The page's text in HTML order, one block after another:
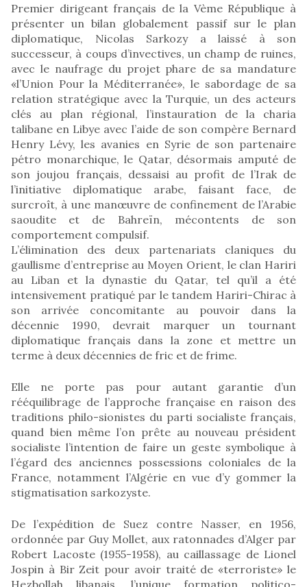
Premier dirigeant français de la Vème République à
présenter un bilan globalement passif sur le plan
diplomatique, Nicolas Sarkozy a laissé à son
successeur, à coups d’invectives, un champ de ruines,
avec le naufrage du projet phare de sa mandature
«l’Union Pour la Méditerranée», le sabordage de sa
relation stratégique avec la Turquie, un des acteurs
clés au plan régional, l’instauration de la charia
talibane en Libye avec l’aide de son compère Bernard
Henry Lévy, les avanies en Syrie de son partenaire
pétro monarchique, le Qatar, désormais amputé de
son joujou français, dessaisi au profit de l’Irak de
l’initiative diplomatique arabe, faisant face, de
surcroît, à une manœuvre de confinement de l’Arabie
saoudite et de Bahreïn, mécontents de son
comportement compulsif.
L’élimination des deux partenariats claniques du
gaullisme d’entreprise au Moyen Orient, le clan Hariri
au Liban et la dynastie du Qatar, tel qu’il a été
intensivement pratiqué par le tandem Hariri-Chirac à
son arrivée concomitante au pouvoir dans la
décennie 1990, devrait marquer un tournant
diplomatique français dans la zone et mettre un
terme à deux décennies de fric et de frime.
Elle ne porte pas pour autant garantie d’un
rééquilibrage de l’approche française en raison des
traditions philo-sionistes du parti socialiste français,
quand bien même l’on prête au nouveau président
socialiste l’intention de faire un geste symbolique à
l’égard des anciennes possessions coloniales de la
France, notamment l’Algérie en vue d’y gommer la
stigmatisation sarkozyste.
De l’expédition de Suez contre Nasser, en 1956,
ordonnée par Guy Mollet, aux ratonnades d’Alger par
Robert Lacoste (1955-1958), au caillassage de Lionel
Jospin à Bir Zeit pour avoir traité de «terroriste» le
Hezbollah libanais, l’unique formation politico-